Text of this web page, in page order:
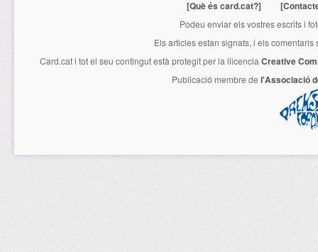
[Què és card.cat?]
Podeu enviar els vostres escrits i
Els articles estan signats, i els
Card.cati tot el seu contingut està protegit per la llicenciaCreative
Publicació membre de l'Associació